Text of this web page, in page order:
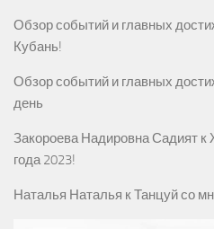
Обзор событий и главных
Кубань!
Обзор событий и главных
день
Закороева Надировна Садият к
года 2023!
Наталья Наталья кТанцуй со